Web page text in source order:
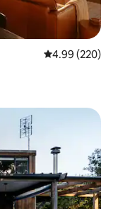
Calificación
4.99 (220)